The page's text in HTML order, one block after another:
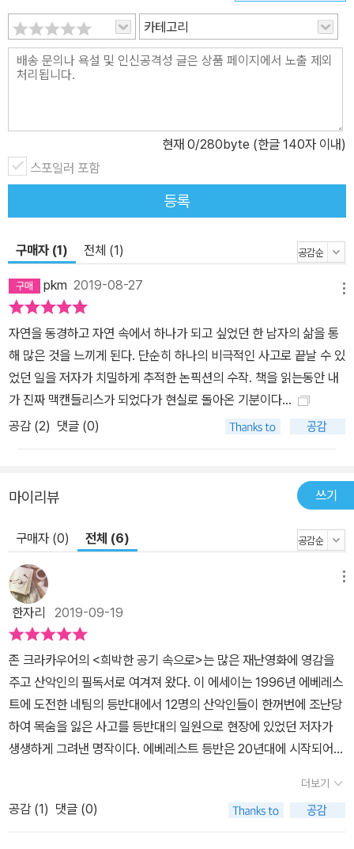
를 수행하기 위해 지난 4년을 보냈다. 마침내 부모님과 친구들에게
둘러싸인 숨 막히는 세상, 비현실적 관념과 보호와 물질이 넘치는 세
상, 존재 그 자체의 울림에서 단절되었다고 느끼며 슬픔을 맛봐야 하
는 이름에 대답하지 않기로 했다. 이제부터는 알렉산더 슈퍼트램프,
자신의 운명을 거머쥔 주인이었다.”(45p) 그러나 자신의 인생에 어
느 누구도 들어오는 것을 허락하지 않으려는 듯 보이다가도 여행자로
지내며 만난 수많은 사람들에게 과도한 애정을 쏟기도 했다. “예전에
걸 얻고 싶다면, 단조로운 안정감에 기대고 싶은 마음을 버리고 설령
들여야 해요. 일단 그런 삶에 익숙해지면 그 완전한 의미와 엄청난 아
름다움을 알게 될 거예요.”(99p) 맥캔들리스는 무모할 정도로 자신
을 신뢰하기도, 거친 야생에 자신을 단련시킨다는 의미에서 극도의
위험을 즐기기도 했다. 아마 전혀 짐작도 못했겠지만 강을 건너는 동
안 맥캔들리스는 자신이 돌이킬 수 없는 실수를 하고 있다는 사실을
까맣게 몰랐을 것이다. 그로부터 두 달이 지나면 테클라니카강 상류
의 빙하와 만년설이 여름의 열기에 녹으면서 물의 양이 아홉 배에서
열 배 정도 많아지므로 4월에 별 문제없이 건너온 적당한 깊이의 강
는 전혀 보이지 않았다. (269p) 지금도 문을 열고 자연으로 향하는
으로 야생에 걸어 들어갈까. 자신이 머문 쾌적한 공간과 영역에서 벗
어나 자신도 자연의 일부이며 수많은 생명과 함께 살아 숨 쉬고 있음
을 느끼고 싶어서가 아닐까. 거친 자연을 사랑하는 사람이라면, 누구
나 야생에 몸을 던지는 맥캔들리스의 불안과 기대에 공감할 것이다.
시련과 극도의 위험을 찾아 떠나는 여정 이 사람이 1990년 7월에 길
리에서 생활하다 보니 몸무게가 10킬로그램 넘게 빠졌다. 하지만 정
신은 하늘을 날고 있다. …… 하지만 그런 건 중요하지 않다. 경험, 기
억, 원하는 대로 살아가는 위대한 승리와도 같은 기쁨 안에 진짜 의미
가 있다. 살아 있다는 것은 위대한 일이다! 주여, 감사합니다. 감사합
니다. (66p) 《야성의 부름》 을 쓴 잭 런던을 어린 시절부터 좋아했던
크리스 맥캔들리스는 《월든》 을 쓴 헨리 데이비드 소로, 자연주의자
존 뮤어 등 야생을 예찬한 작가들과, 금욕적인 삶에 대해 많은 글을 써
카테고리
현재 0/280byte (한글 140자 이내)
스포일러 포함
등록
구매자 (1) 전체 (1)
pkm 2019-08-27
자연을 동경하고 자연 속에서 하나가 되고 싶었던 한 남자의 삶을 통
해 많은 것을 느끼게 된다. 단순히 하나의 비극적인 사고로 끝날 수 있
었던 일을 저자가 치밀하게 추적한 논픽션의 수작. 책을 읽는동안 내
가 진짜 맥캔들리스가 되었다가 현실로 돌아온 기분이다...
공감 (2) 댓글 (0)
마이리뷰 쓰기
구매자 (0) 전체 (6)
한자리 2019-09-19
존 크라카우어의 <희박한 공기 속으로>는 많은 재난영화에 영감을
주고 산악인의 필독서로 여겨져 왔다. 이 에세이는 1996년 에베레스
트에 도전한 네팀의 등반대에서 12명의 산악인들이 한꺼번에 조난당
하여 목숨을 잃은 사고를 등반대의 일원으로 현장에 있었던 저자가
생생하게 그려낸 명작이다. 에베레스트 등반은 20년대에 시작되어
르러서는 등산의 순수성이 아닌 자연을 정복하고자 하는 이기심과 부
유층들의 최고급 레저의 대상으로 상업화되며 그 의미가 퇴색되어 갔
다. 저자는 이런 상황을 취재하러 갔는데, 취재를 위해 속한 팀이 해발
더보기
공감 (1) 댓글 (0)